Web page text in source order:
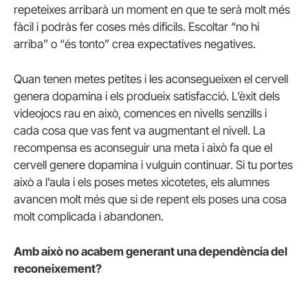
repeteixes arribarà un moment en que te serà molt més
fàcil i podràs fer coses més difícils. Escoltar “no hi
arriba” o “és tonto” crea expectatives negatives.
Quan tenen metes petites i les aconsegueixen el cervell
genera dopamina i els produeix satisfacció. L’èxit dels
videojocs rau en això, comences en nivells senzills i
cada cosa que vas fent va augmentant el nivell. La
recompensa es aconseguir una meta i això fa que el
cervell genere dopamina i vulguin continuar. Si tu portes
això a l’aula i els poses metes xicotetes, els alumnes
avancen molt més que si de repent els poses una cosa
molt complicada i abandonen.
Amb això no acabem generant una dependència del
reconeixement?